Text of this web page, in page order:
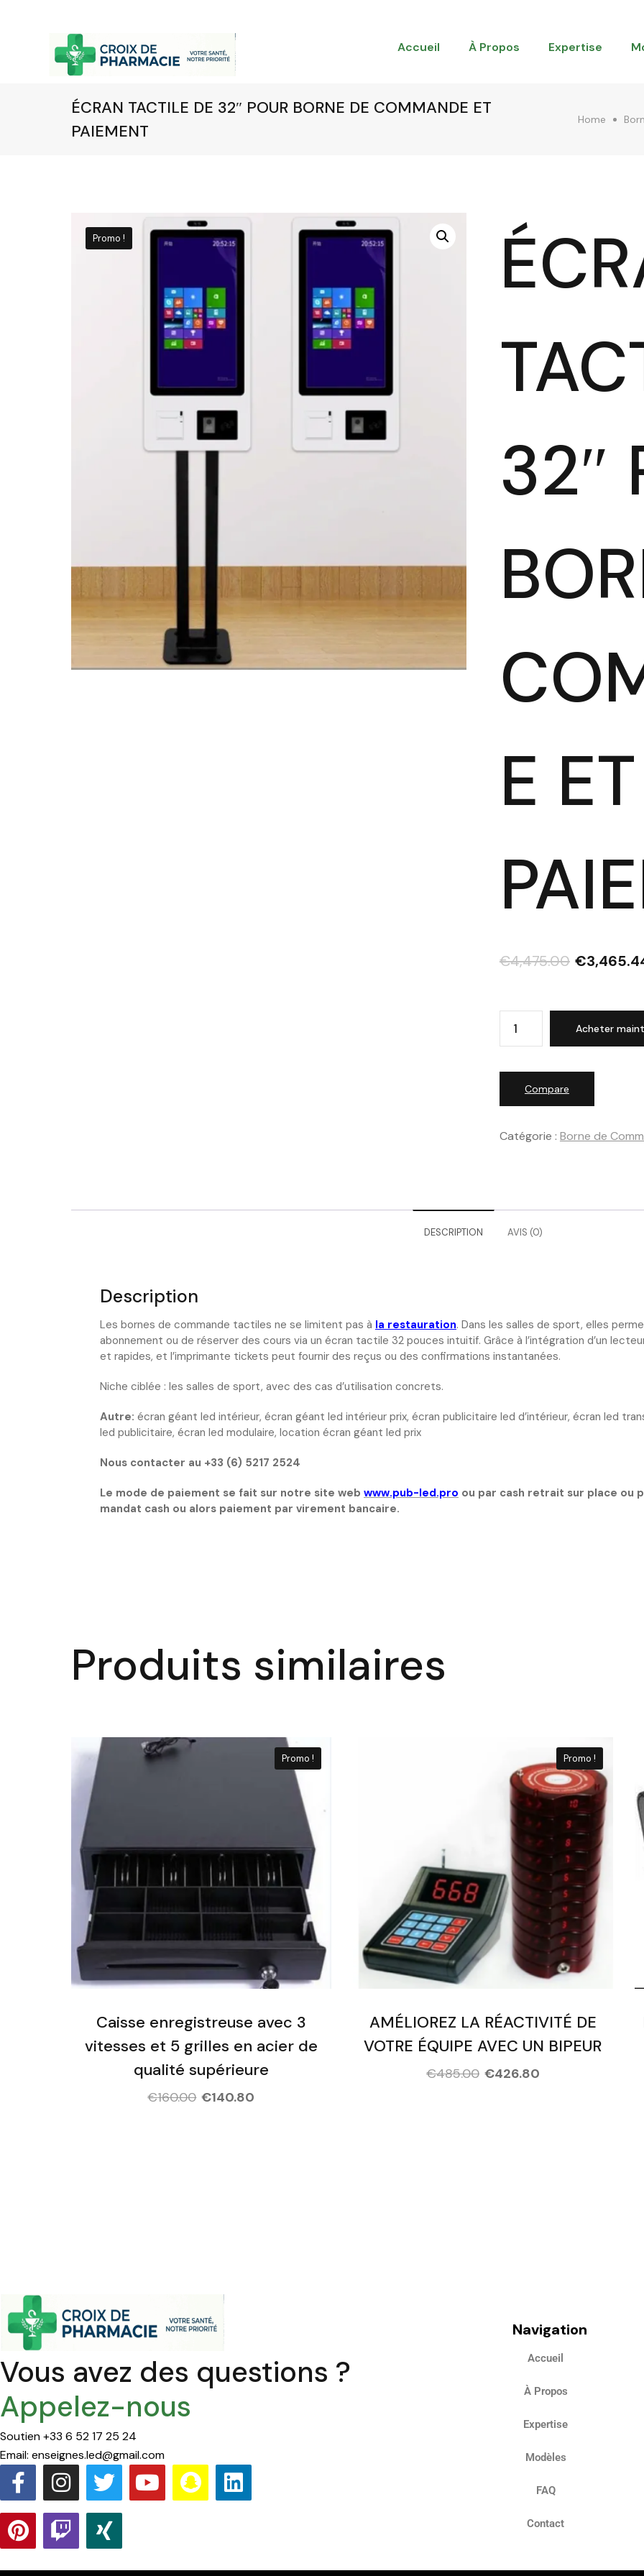
Accueil À Propos Expertise
ÉCRAN TACTILE DE 32″ POUR BORNE DE COMMANDE ET
PAIEMENT
Home
Promo !
32″
E ET
€4,475.00 €
Acheter
Compare
Catégorie : Borne de
DESCRIPTION AVIS (0)
Description
Les bornes de commande tactiles ne se limitent pas à la restauration. Dans les salles de sport, elles
abonnement ou de réserver des cours via un écran tactile 32 pouces intuitif. Grâce à l’intégration d’un
et rapides, et l’imprimante tickets peut fournir des reçus ou des confirmations instantanées.
Niche ciblée : les salles de sport, avec des cas d’utilisation concrets.
Autre: écran géant led intérieur, écran géant led intérieur prix, écran publicitaire led d’intérieur, écran led
led publicitaire, écran led modulaire, location écran géant led prix
Nous contacter au +33 (6) 5217 2524
Le mode de paiement se fait sur notre site web www.pub-led.pro ou par cash retrait sur place ou
mandat cash ou alors paiement par virement bancaire.
Produits similaires
Promo !
Caisse enregistreuse avec 3
vitesses et 5 grilles en acier de
qualité supérieure
€160.00 €140.80
Promo !
AMÉLIOREZ LA RÉACTIVITÉ DE
VOTRE ÉQUIPE AVEC UN BIPEUR
€485.00 €426.80
Vous avez des questions ?
Appelez-nous
Soutien +33 6 52 17 25 24
Email: enseignes.led@gmail.com
Navigation
Accueil
À Propos
Expertise
Modèles
FAQ
Contact